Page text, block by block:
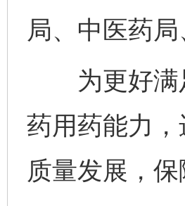
局、中医药
为更好满足
药用药能力
质量发展，